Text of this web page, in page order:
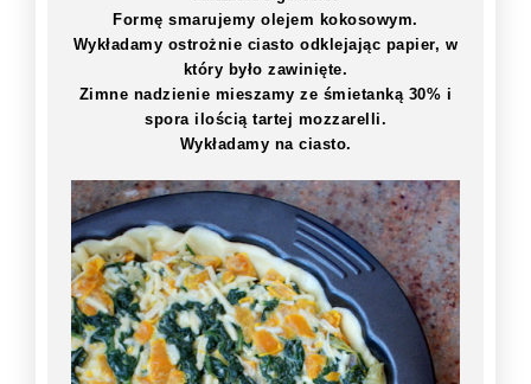
Formę smarujemy olejem kokosowym.
Wykładamy ostrożnie ciasto odklejając papier, w
który było zawinięte.
Zimne nadzienie mieszamy ze śmietanką 30% i
spora ilością tartej mozzarelli.
Wykładamy na ciasto.